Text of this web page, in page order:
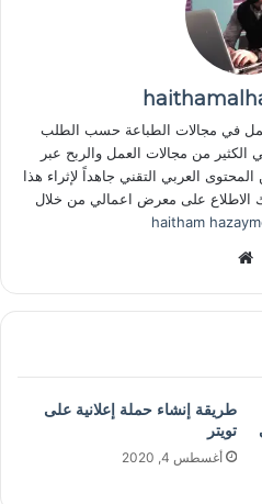
في مجالات الطباعة حسب الطلب
2019. دخلت في الكثير من مجالات العمل والربح عبر
العربي التقني جاهداً لإثراء هذا
الاطلاع على معرض اعمالي من خلال
haitham
الوي
طريقة إنشاء حملة إعلانية على
تويتر
أغسطس 4, 2020